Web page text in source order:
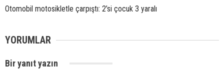
Otomobil motosikletle çarpıştı: 2’si çocuk 3 yaralı
YORUMLAR
Bir yanıt yazın